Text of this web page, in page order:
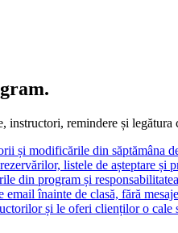
instructori, remindere și legătura
și modificările din săptămâna
listele de așteptare și
din program și
înainte de clasă, fără
și le oferi clienților o cale